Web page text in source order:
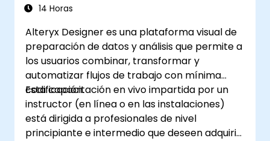
14 Horas
Alteryx Designer es una plataforma visual de
preparación de datos y análisis que permite a
los usuarios combinar, transformar y
automatizar flujos de trabajo con mínima
codificación.
Esta capacitación en vivo impartida por un
instructor (en línea o en las instalaciones)
está dirigida a profesionales de nivel
principiante e intermedio que deseen adquirir